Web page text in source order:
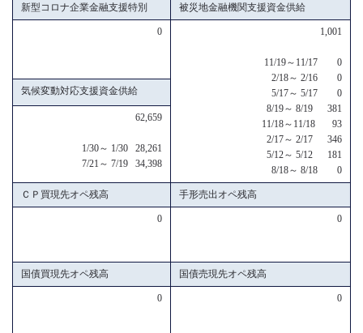
新型コロナ企業金融支援特別 被災地金融機関支援資金供給
0 1,001
11/19～11/17 0
2/18～ 2/16 0
5/17～ 5/17 0
8/19～ 8/19 381
11/18～11/18 93
2/17～ 2/17 346
5/12～ 5/12 181
8/18～ 8/18 0
気候変動対応支援資金供給
62,659
1/30～ 1/30 28,261
7/21～ 7/19 34,398
ＣＰ買現先オペ残高 手形売出オペ残高
0 0
国債買現先オペ残高 国債売現先オペ残高
0 0